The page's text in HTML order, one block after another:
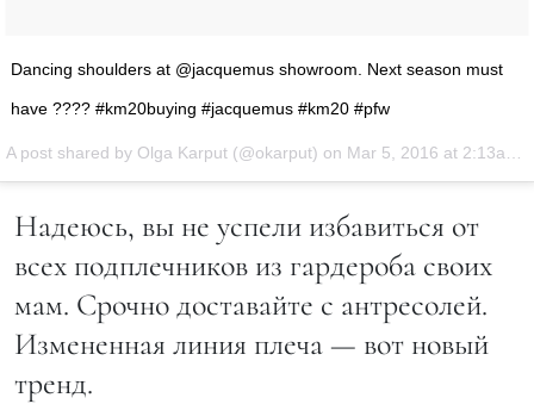
Dancing shoulders at @jacquemus showroom. Next season must
have ???? #km20buying #jacquemus #km20 #pfw
A post shared by Olga Karput (@okarput) on Mar 5, 2016 at 2:13am PST
Надеюсь, вы не успели избавиться от
всех подплечников из гардероба своих
мам. Срочно доставайте с антресолей.
Измененная линия плеча — вот новый
тренд.